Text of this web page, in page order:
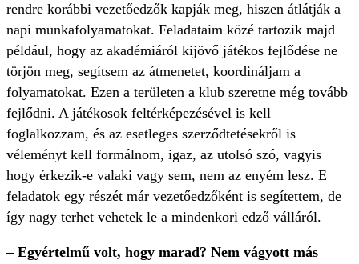
rendre korábbi vezetőedzők kapják meg, hiszen átlátják a
napi munkafolyamatokat. Feladataim közé tartozik majd
például, hogy az akadémiáról kijövő játékos fejlődése ne
törjön meg, segítsem az átmenetet, koordináljam a
folyamatokat. Ezen a területen a klub szeretne még tovább
fejlődni. A játékosok feltérképezésével is kell
foglalkozzam, és az esetleges szerződtetésekről is
véleményt kell formálnom, igaz, az utolsó szó, vagyis
hogy érkezik-e valaki vagy sem, nem az enyém lesz. E
feladatok egy részét már vezetőedzőként is segítettem, de
így nagy terhet vehetek le a mindenkori edző válláról.
– Egyértelmű volt, hogy marad? Nem vágyott más